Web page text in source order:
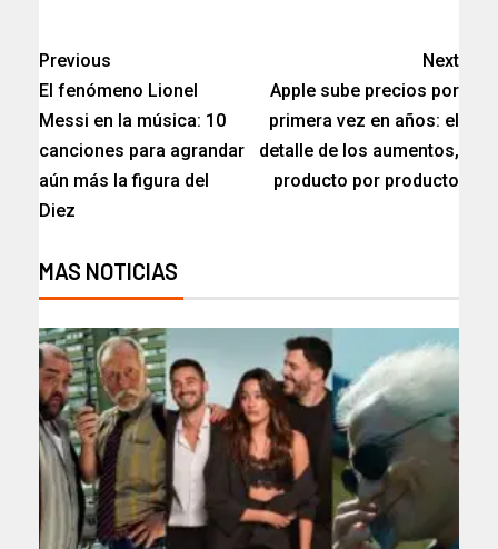
Previous
El fenómeno Lionel
Messi en la música: 10
canciones para agrandar
aún más la figura del
Diez
Next
Apple sube precios por
primera vez en años: el
detalle de los aumentos,
producto por producto
MAS NOTICIAS